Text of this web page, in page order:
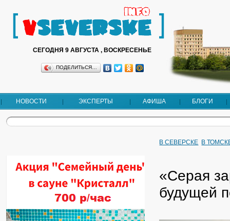
СЕГОДНЯ 9 АВГУСТА , ВОСКРЕСЕНЬЕ
ПОДЕЛИТЬСЯ…
НОВОСТИ ЭКСПЕРТЫ АФИША БЛОГИ
В СЕВЕРСКЕ В
«Серая
будущей